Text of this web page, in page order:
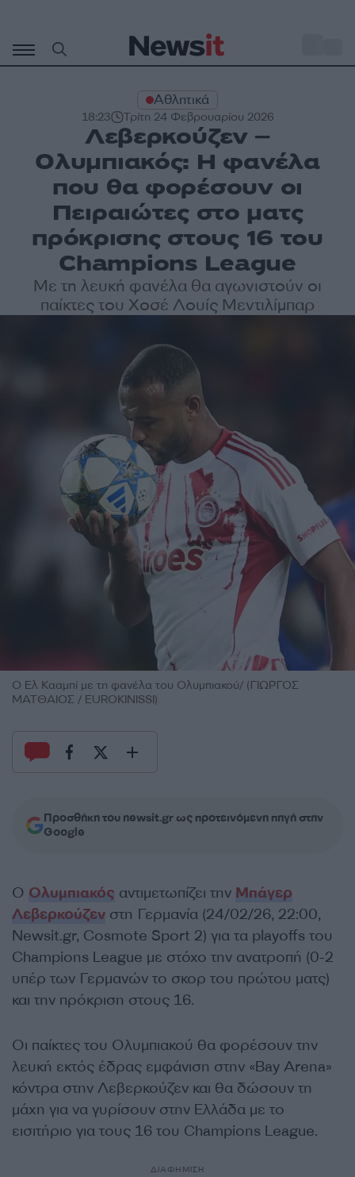
περιεχόμενο
Αθλητικά
18:23 Τρίτη 24 Φεβρουαρίου 2026
Λεβερκούζεν –
Ολυμπιακός: Η φανέλα
που θα φορέσουν οι
Πειραιώτες στο ματς
πρόκρισης στους 16 του
Champions League
Με τη λευκή φανέλα θα αγωνιστούν οι
παίκτες του Χοσέ Λουίς Μεντιλίμπαρ
Ο Ελ Κααμπί με τη φανέλα του Ολυμπιακού/ (ΓΙΩΡΓΟΣ
ΜΑΤΘΑΙΟΣ / EUROKINISSI)
Προσθήκη του newsit.gr ως προτεινόμενη πηγή στην
Google
Ο Ολυμπιακός αντιμετωπίζει την Μπάγερ
Λεβερκούζεν στη Γερμανία (24/02/26, 22:00,
Newsit.gr, Cosmote Sport 2) για τα playoffs του
Champions League με στόχο την ανατροπή (0-2
υπέρ των Γερμανών το σκορ του πρώτου ματς)
και την πρόκριση στους 16.
Οι παίκτες του Ολυμπιακού θα φορέσουν την
λευκή εκτός έδρας εμφάνιση στην «Bay Arena»
κόντρα στην Λεβερκούζεν και θα δώσουν τη
μάχη για να γυρίσουν στην Ελλάδα με το
εισιτήριο για τους 16 του Champions League.
ΔΙΑΦΗΜΙΣΗ